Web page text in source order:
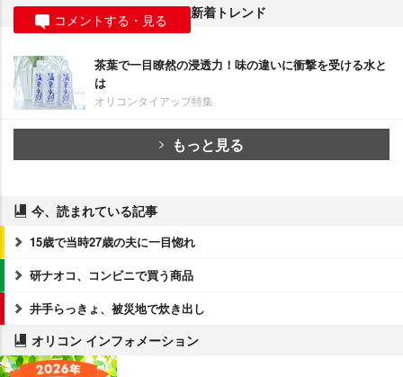
コメントする・見る 新着トレンド
茶葉で一目瞭然の浸透力！味の違いに衝撃を受ける水と
は
オリコンタイアップ特集
もっと見る
今、読まれている記事
15歳で当時27歳の夫に一目惚れ
研ナオコ、コンビニで買う商品
井手らっきょ、被災地で炊き出し
オリコン インフォメーション